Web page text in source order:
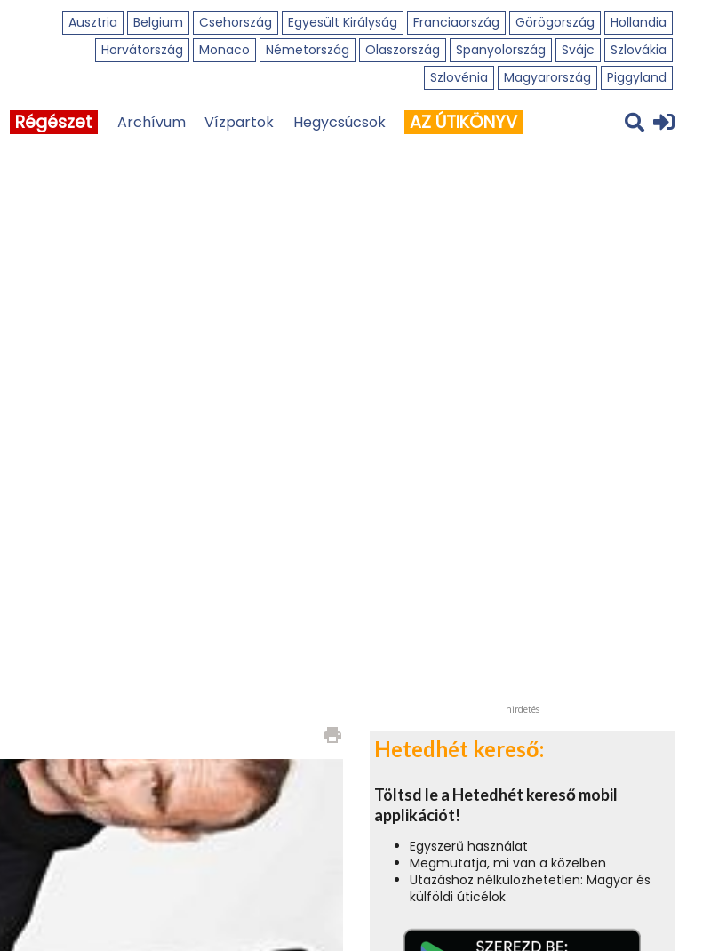
Ausztria Belgium Csehország Egyesült Királyság Franciaország Görögország
Hollandia
Horvátország
Monaco Németország Olaszország Spanyolország Svájc
Szlovákia
Szlovénia
Magyarország Piggyland
Régészet Archívum Vízpartok Hegycsúcsok AZ ÚTIKÖNYV
print
hirdetés
Hetedhét kereső:
Töltsd le a Hetedhét kereső mobil
applikációt!
Egyszerű használat
Megmutatja, mi van a közelben
Utazáshoz nélkülözhetetlen: Magyar és
külföldi úticélok